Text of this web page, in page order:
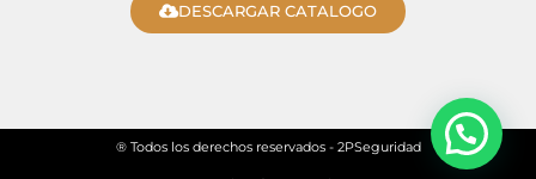
DESCARGAR CATALOGO
® Todos los derechos reservados - 2PSeguridad